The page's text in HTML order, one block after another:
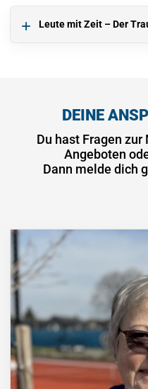
Leute mit Zeit – Der
DEINE
Du hast Fragen
Angeboten
Dann melde dich